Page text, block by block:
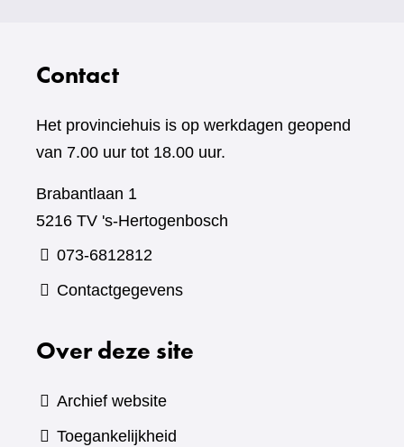
Contact
Het provinciehuis is op werkdagen geopend
van 7.00 uur tot 18.00 uur.
Brabantlaan 1
5216 TV 's-Hertogenbosch
073-6812812
Contactgegevens
Over deze site
Archief website
Toegankelijkheid